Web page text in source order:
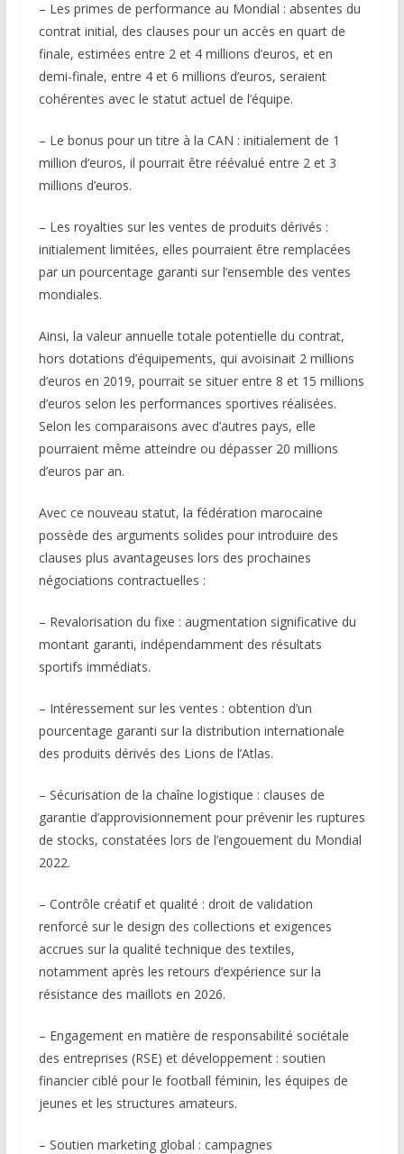
– Les primes de performance au Mondial : absentes du
contrat initial, des clauses pour un accès en quart de
finale, estimées entre 2 et 4 millions d’euros, et en
demi-finale, entre 4 et 6 millions d’euros, seraient
cohérentes avec le statut actuel de l’équipe.
– Le bonus pour un titre à la CAN : initialement de 1
million d’euros, il pourrait être réévalué entre 2 et 3
millions d’euros.
– Les royalties sur les ventes de produits dérivés :
initialement limitées, elles pourraient être remplacées
par un pourcentage garanti sur l’ensemble des ventes
mondiales.
Ainsi, la valeur annuelle totale potentielle du contrat,
hors dotations d’équipements, qui avoisinait 2 millions
d’euros en 2019, pourrait se situer entre 8 et 15 millions
d’euros selon les performances sportives réalisées.
Selon les comparaisons avec d’autres pays, elle
pourraient même atteindre ou dépasser 20 millions
d’euros par an.
Avec ce nouveau statut, la fédération marocaine
possède des arguments solides pour introduire des
clauses plus avantageuses lors des prochaines
négociations contractuelles :
– Revalorisation du fixe : augmentation significative du
montant garanti, indépendamment des résultats
sportifs immédiats.
– Intéressement sur les ventes : obtention d’un
pourcentage garanti sur la distribution internationale
des produits dérivés des Lions de l’Atlas.
– Sécurisation de la chaîne logistique : clauses de
garantie d’approvisionnement pour prévenir les ruptures
de stocks, constatées lors de l’engouement du Mondial
2022.
– Contrôle créatif et qualité : droit de validation
renforcé sur le design des collections et exigences
accrues sur la qualité technique des textiles,
notamment après les retours d’expérience sur la
résistance des maillots en 2026.
– Engagement en matière de responsabilité sociétale
des entreprises (RSE) et développement : soutien
financier ciblé pour le football féminin, les équipes de
jeunes et les structures amateurs.
– Soutien marketing global : campagnes